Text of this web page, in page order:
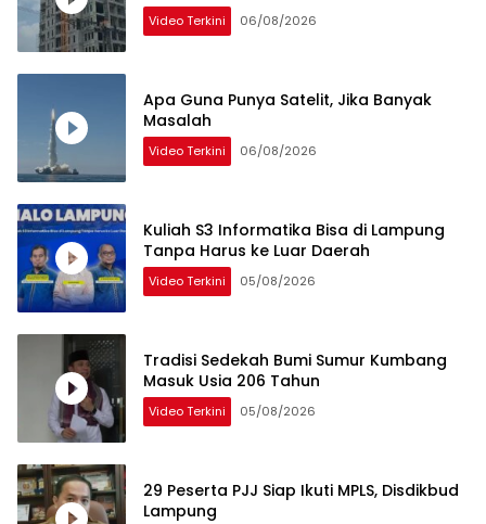
Video Terkini 06/08/2026
Apa Guna Punya Satelit, Jika Banyak
Masalah
Video Terkini 06/08/2026
Kuliah S3 Informatika Bisa di Lampung
Tanpa Harus ke Luar Daerah
Video Terkini 05/08/2026
Tradisi Sedekah Bumi Sumur Kumbang
Masuk Usia 206 Tahun
Video Terkini 05/08/2026
29 Peserta PJJ Siap Ikuti MPLS, Disdikbud
Lampung